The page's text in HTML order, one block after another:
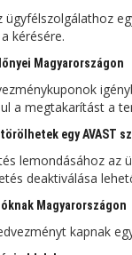
ügyfélszolgálathoz
kérésére.
Magyarországon
a megtakarítást a
egy AVAST
lemondásához az
deaktiválása
Magyarországon
kapnak